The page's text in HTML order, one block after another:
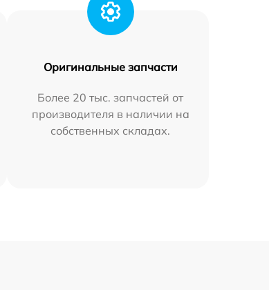
Оригинальные запчасти
Более 20 тыс. запчастей от
производителя в наличии на
собственных складах.